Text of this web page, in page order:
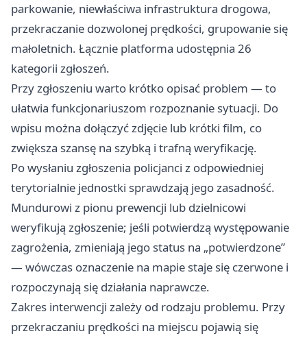
parkowanie, niewłaściwa infrastruktura drogowa,
przekraczanie dozwolonej prędkości, grupowanie się
małoletnich. Łącznie platforma udostępnia 26
kategorii zgłoszeń.
Przy zgłoszeniu warto krótko opisać problem — to
ułatwia funkcjonariuszom rozpoznanie sytuacji. Do
wpisu można dołączyć zdjęcie lub krótki film, co
zwiększa szansę na szybką i trafną weryfikację.
Po wysłaniu zgłoszenia policjanci z odpowiedniej
terytorialnie jednostki sprawdzają jego zasadność.
Mundurowi z pionu prewencji lub dzielnicowi
weryfikują zgłoszenie; jeśli potwierdzą występowanie
zagrożenia, zmieniają jego status na „potwierdzone”
— wówczas oznaczenie na mapie staje się czerwone i
rozpoczynają się działania naprawcze.
Zakres interwencji zależy od rodzaju problemu. Przy
przekraczaniu prędkości na miejscu pojawią się